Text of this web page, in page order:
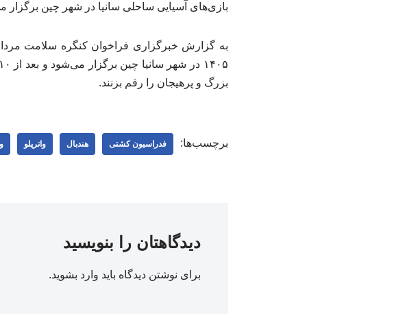
بازی‌های آسیایی ساحلی سانیا در شهر چین برگزار
بزرگ و پرهیجان را رقم بزنند.
برچسب‌ها: فدراسیون کشتی هندبال واترپلو
دیدگاهتان را بنویسید
برای نوشتن دیدگاه باید وارد بشوید.